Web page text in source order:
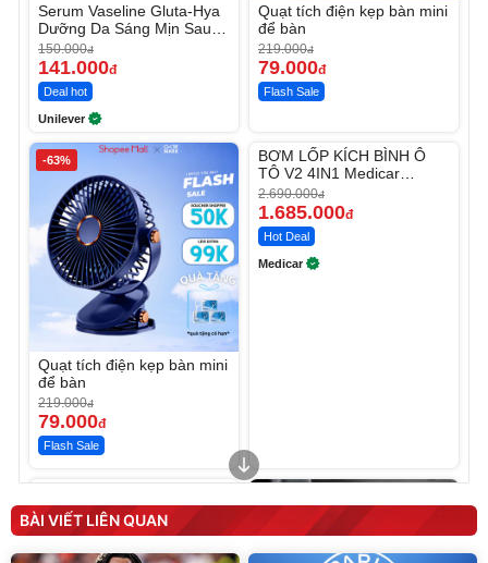
Serum Vaseline Gluta-Hya
Dưỡng Da Sáng Mịn Sau 7
Ngày
150.000đ
141.000đ
Deal hot
Unilever
Quạt tích điện kẹp bàn mini
để bàn
219.000đ
79.000đ
Flash Sale
-63%
Quạt tích điện kẹp bàn mini
để bàn
219.000đ
79.000đ
Flash Sale
-37%
BƠM LỐP KÍCH BÌNH Ô
TÔ V2 4IN1 Medicar
12.000mAh
2.690.000đ
1.685.000đ
Hot Deal
Medicar
9066 Size 20/24/28 Cao
Cấp
1.000.000
825.000đ
BÀI VIẾT LIÊN QUAN